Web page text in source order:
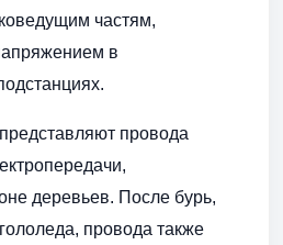
частям,
в
провода
деревьев. После бурь,
провода также